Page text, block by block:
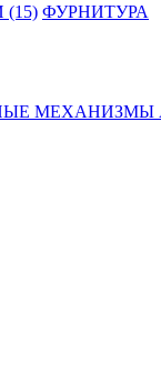
ФУРНИТУРА
МЕХАНИЗМЫ